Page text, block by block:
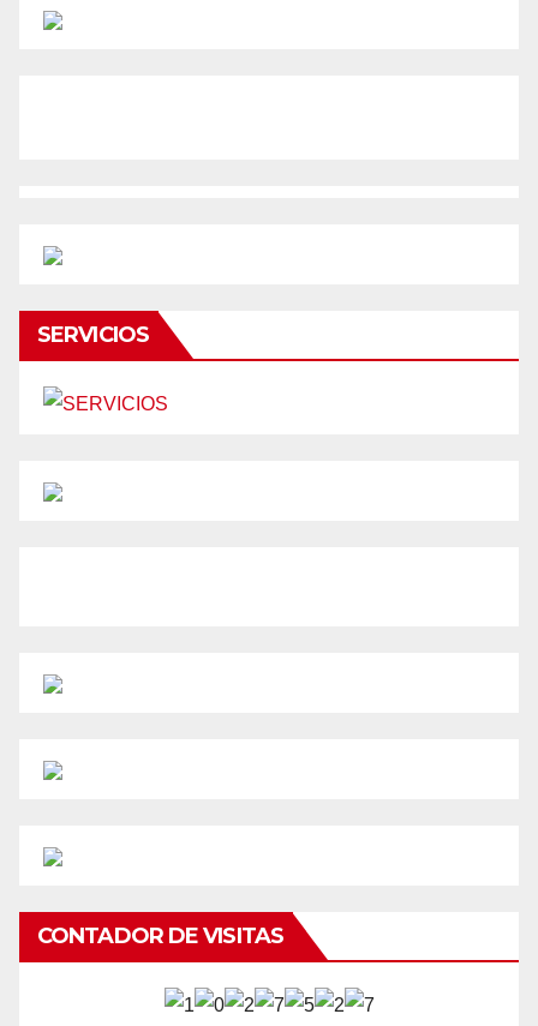
SERVICIOS
CONTADOR DE VISITAS